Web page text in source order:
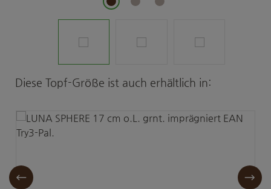
Produktgalerie überspringen
Diese Topf-Größe ist auch erhältlich in: